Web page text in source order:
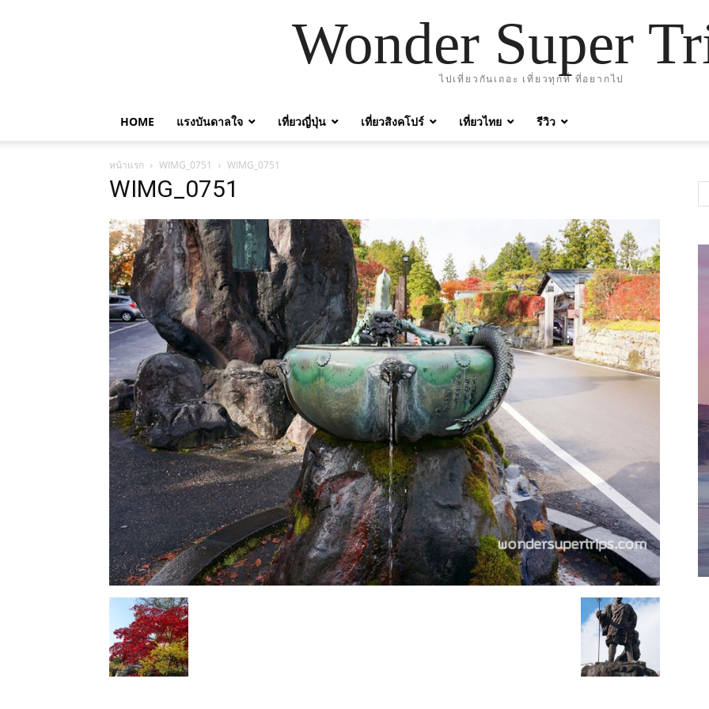
Wonder Super
ไปเที่ยวกันเถอะ เที่ยวทุกที่ ที่อยากไป
HOME แรงบันดาลใจ เที่ยวญี่ปุ่น เที่ยวสิงคโปร์ เที่ยวไทย รีวิว
หน้าแรก WIMG_0751 WIMG_0751
WIMG_0751